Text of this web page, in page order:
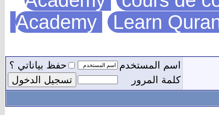
Academy Learn
اسم المستخدم
حفظ بياناتي ؟
كلمة المرور